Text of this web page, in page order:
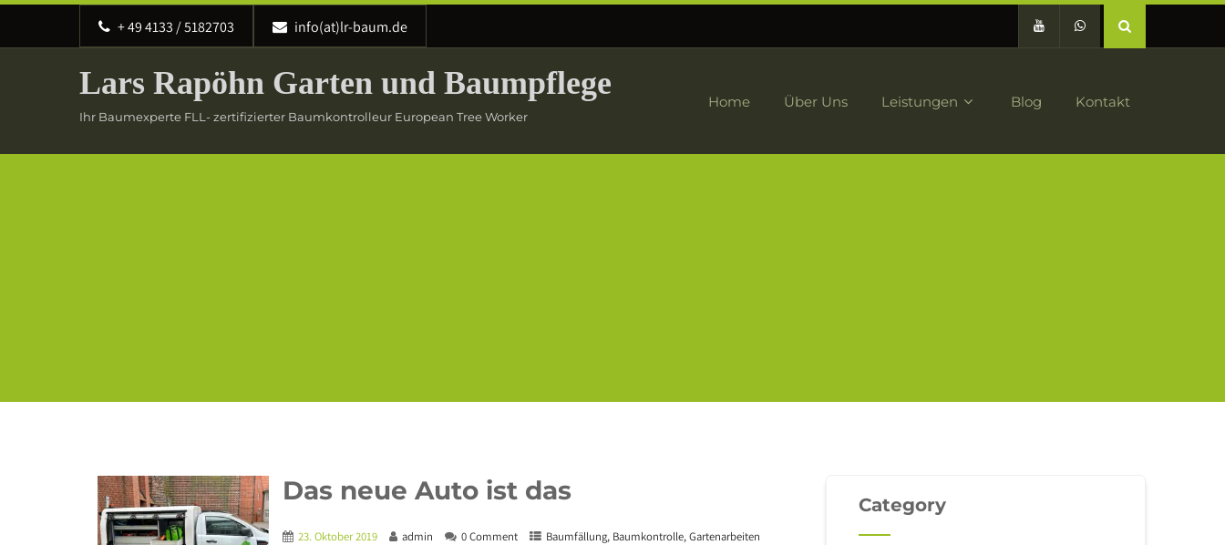
‭+ 49 4133 / 5182703 info(at)lr-baum.de
Lars Rapöhn Garten und Baumpflege
Ihr Baumexperte FLL- zertifizierter Baumkontrolleur European Tree Worker
Home Über Uns Leistungen Blog Kontakt
Das neue Auto ist das
23. Oktober 2019 admin 0 Comment Baumfällung, Baumkontrolle,Gartenarbeiten
Category